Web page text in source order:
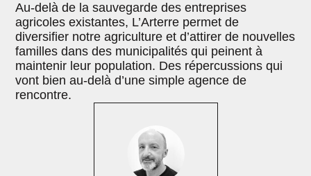
Au-delà de la sauvegarde des entreprises
agricoles existantes, L’Arterre permet de
diversifier notre agriculture et d’attirer de nouvelles
familles dans des municipalités qui peinent à
maintenir leur population. Des répercussions qui
vont bien au-delà d’une simple agence de
rencontre.